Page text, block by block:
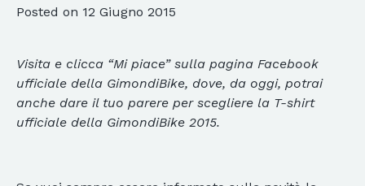
Posted on 12 Giugno 2015
Visita e clicca “Mi piace” sulla pagina Facebook
ufficiale della GimondiBike, dove, da oggi, potrai
anche dare il tuo parere per scegliere la T-shirt
ufficiale della GimondiBike 2015.